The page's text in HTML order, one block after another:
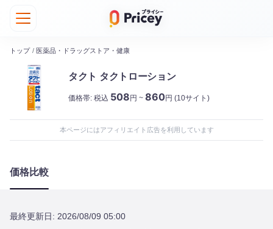
トップ / 医薬品・ドラッグストア・健康
タクト タクトローション
価格帯: 税込 508 円 ~ 860円 (10サイト)
本ページにはアフィリエイト広告を利用しています
価格比較
最終更新日: 2026/08/09 05:00